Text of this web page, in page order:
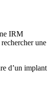
IRM
une
d’un implant